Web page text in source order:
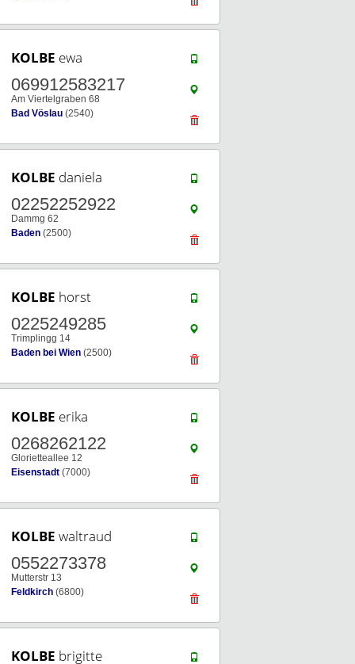
KOLBE ewa
069912583217
Am Viertelgraben 68
Bad Vöslau (2540)
KOLBE daniela
02252252922
Dammg 62
Baden (2500)
KOLBE horst
0225249285
Trimplingg 14
Baden bei Wien (2500)
KOLBE erika
0268262122
Glorietteallee 12
Eisenstadt (7000)
KOLBE waltraud
0552273378
Mutterstr 13
Feldkirch (6800)
KOLBE brigitte